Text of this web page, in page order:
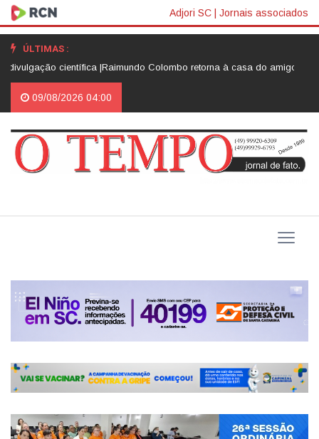
Adjori SC | Jornais associados
ÚLTIMAS :
científica |Raimundo Colombo retorna à casa do amigo Neri Luiz
09/08/2026 04:00